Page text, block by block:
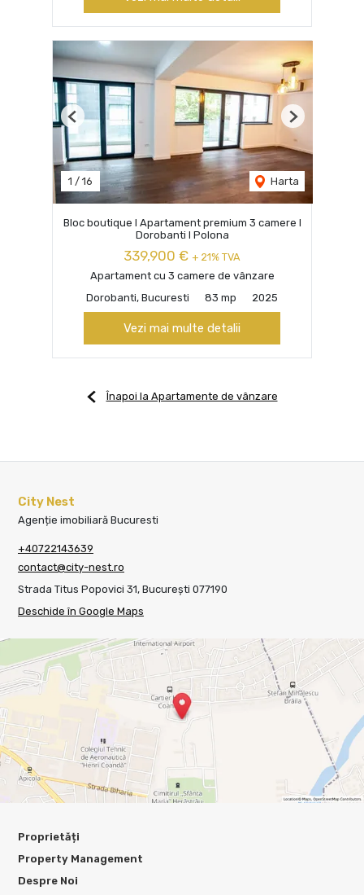
1 / 16 Harta
Previous Next
Bloc boutique I Apartament premium 3 camere I
Dorobanti I Polona
339,900 € + 21% TVA
Apartament cu 3 camere de vânzare
Dorobanti, Bucuresti
83 mp 2025
Vezi mai multe detalii
Înapoi la Apartamente de vânzare
City Nest
Agenție imobiliară Bucuresti
+40722143639
contact@city-nest.ro
Strada Titus Popovici 31, București 077190
Deschide în Google Maps
Proprietăți
Property Management
Despre Noi